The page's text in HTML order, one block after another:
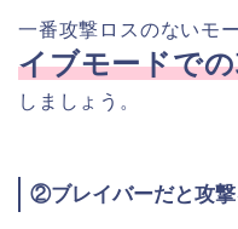
一番攻撃ロスのないモ
イブモードで
しましょう。
②ブレイバーだと攻